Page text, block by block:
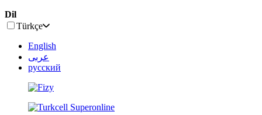
Dil
Türkçe
English
عربى
русский